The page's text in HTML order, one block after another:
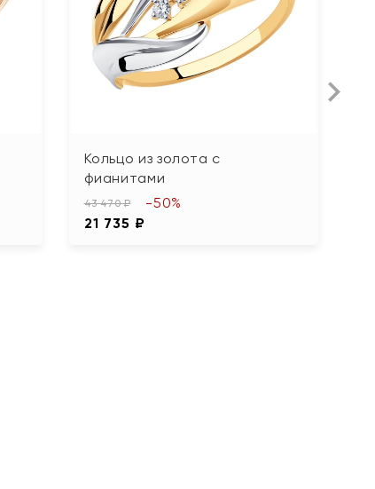
Кольцо из золота с
фианитами
43 470 ₽
21 735 ₽
-50%